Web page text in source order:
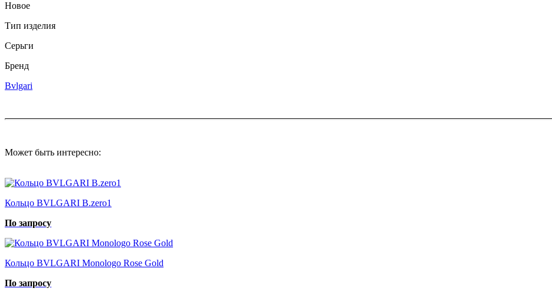
Новое
Тип изделия
Серьги
Бренд
Bvlgari
Может быть интересно:
Кольцо BVLGARI B.zero1
По запросу
Кольцо BVLGARI Monologo Rose Gold
По запросу